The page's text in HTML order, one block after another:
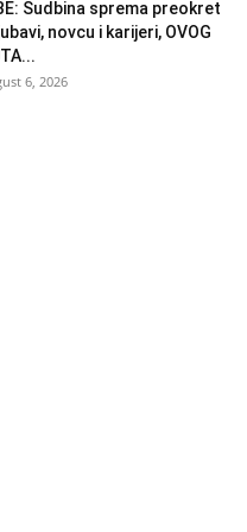
Sudbina sprema preokret
novcu i karijeri, OVOG
6, 2026